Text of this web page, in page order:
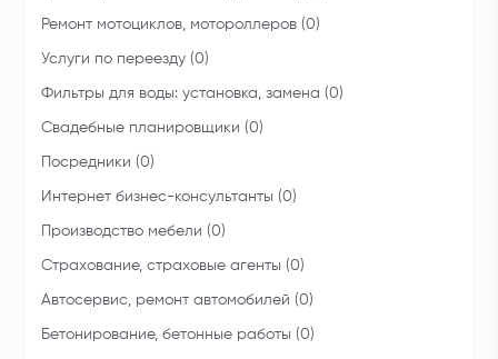
Ремонт мотоциклов, мотороллеров (0)
Услуги по переезду (0)
Фильтры для воды: установка, замена (0)
Свадебные планировщики (0)
Посредники (0)
Интернет бизнес-консультанты (0)
Производство мебели (0)
Страхование, страховые агенты (0)
Автосервис, ремонт автомобилей (0)
Бетонирование, бетонные работы (0)